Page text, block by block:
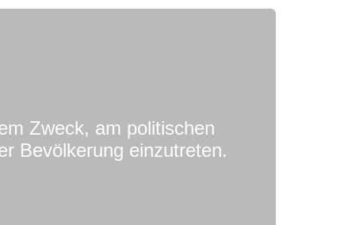
Zweck, am politischen
Bevölkerung einzutreten.